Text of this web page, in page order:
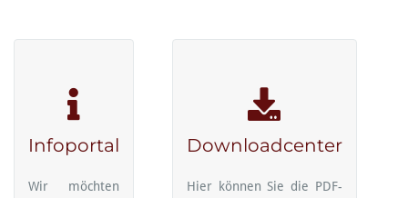
Infoportal
Wir möchten
Downloadcenter
Hier können Sie die PDF-